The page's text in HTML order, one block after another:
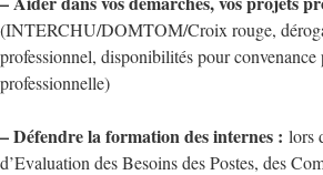
(INTERCHU/DOMTOM/Croix rouge,
professionnel, disponibilités pour convenance
professionnelle)
– Défendre la formation des internes : lors
d’Evaluation des Besoins des Postes, des